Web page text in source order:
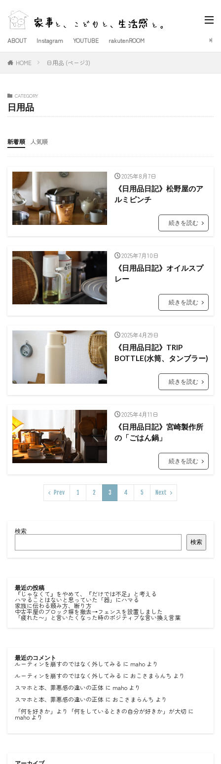
ABOUT Instagram YOUTUBE rakutenROOM
HOME 日用品 (ページ3)
CATEGORY
日用品
新着順 人気順
2025年8月7日
《日用品日記》松野屋のア
ルミピンチ
続きを読む
2025年7月10日
《日用品日記》オイルスプ
レー
続きを読む
2025年4月29日
《日用品日記》TRIP
BOTTLE(水筒、タンブラー)
続きを読む
2025年4月11日
《日用品日記》宮崎製作所
の「ごはん鍋」
続きを読む
Prev 1 2 3 4 5 Next
検索
検索
最近の投稿
『じゃなくて』をやめて、『だけでは不足』と考える
ハマることはないと思っていた「器」にハマる
家族に伝わる頼み方、断り方
中古平屋のブロック塀を撤去→フェンスを設置しました
「疲れた〜」と言いたくなった時のポジティブな言い換え言葉
最近のコメント
ルーティンを崩すのではなく外してみる に maho より
ルーティンを崩すのではなく外してみる に おこさまらんち より
スマホと本、罪悪感の違いの正体 に maho より
スマホと本、罪悪感の違いの正体 に おこさまらんち より
「何を好きか」より「何をしているときの自分が好きか」が大切 に
mahoより